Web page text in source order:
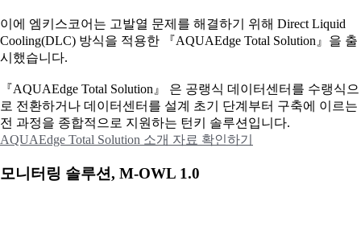
이에 엠키스코어는 고발열 문제를 해결하기 위해 Direct Liquid
Cooling(DLC) 방식을 적용한 『AQUAEdge Total Solution』을 출
시했습니다.
『AQUAEdge Total Solution』 은 공랭식 데이터센터를 수랭식으
로 전환하거나 데이터센터를 설계 초기 단계부터 구축에 이르는
전 과정을 종합적으로 지원하는 턴키 솔루션입니다.
AQUAEdge Total Solution 소개 자료 확인하기
모니터링 솔루션, M-OWL 1.0